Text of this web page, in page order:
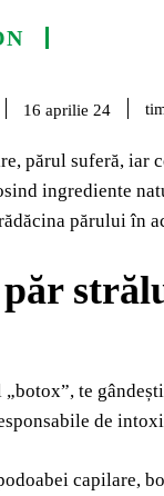
16 aprilie 24
părul suferă, iar
ingrediente
părului în
te
de
capilare,